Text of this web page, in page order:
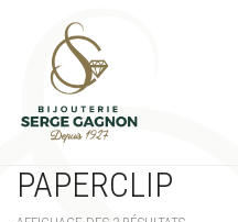
PAPERCLIP